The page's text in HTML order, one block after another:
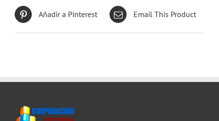
Añadir a Pinterest Email This Product